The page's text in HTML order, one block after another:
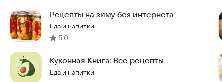
Рецепты на зиму без интернета
Еда и напитки
5,0
Кухонная Книга: Все рецепты
Еда и напитки